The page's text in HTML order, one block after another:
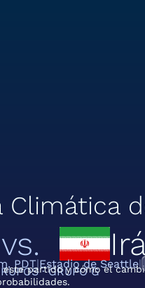
Climática
vs.
· GRUPO G
PDT Estadio de Seattle
este partido y cómo el